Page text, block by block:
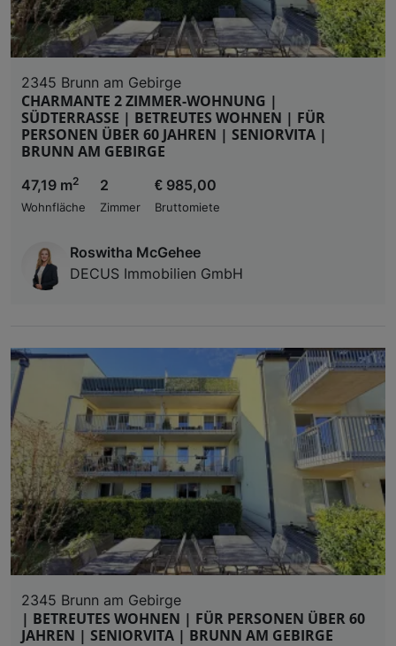
2345 Brunn am Gebirge
CHARMANTE 2 ZIMMER-WOHNUNG |
SÜDTERRASSE | BETREUTES WOHNEN | FÜR
PERSONEN ÜBER 60 JAHREN | SENIORVITA |
BRUNN AM GEBIRGE
47,19 m2
Wohnfläche
2
Zimmer
€ 985,00
Bruttomiete
Roswitha McGehee
DECUS Immobilien GmbH
2345 Brunn am Gebirge
| BETREUTES WOHNEN | FÜR PERSONEN ÜBER 60
JAHREN | SENIORVITA | BRUNN AM GEBIRGE